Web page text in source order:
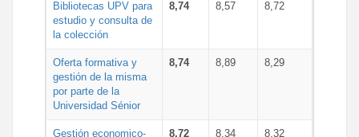
Bibliotecas UPV para
estudio y consulta de
la colección
8,74 8,57 8,72
Oferta formativa y
gestión de la misma
por parte de la
Universidad Sénior
8,74 8,89 8,29
Gestión economico- 8,72 8,34 8,32